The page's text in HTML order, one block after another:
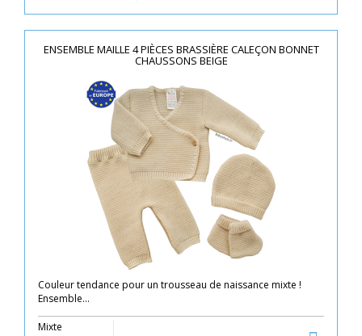
ENSEMBLE MAILLE 4 PIÈCES BRASSIÈRE CALEÇON BONNET
CHAUSSONS BEIGE
Couleur tendance pour un trousseau de naissance mixte !
Ensemble...
Mixte